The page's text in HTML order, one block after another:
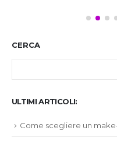
CERCA
ULTIMI ARTICOLI:
Come scegliere un